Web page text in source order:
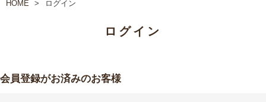
HOME ログイン
ログイン
会員登録がお済みのお客様